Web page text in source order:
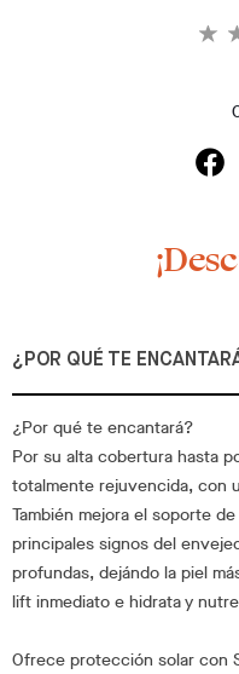
¿POR QUÉ TE
¿Por qué te encantará?
Por su alta cobertura hasta
totalmente rejuvencida, con
También mejora el soporte
principales signos del
profundas, dejándo la piel
lift inmediato e hidrata y
Ofrece protección solar con